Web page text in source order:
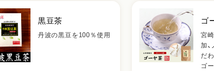
黒豆茶
丹波の黒豆を100％使用
ゴ
宮
加
だ
ゴ